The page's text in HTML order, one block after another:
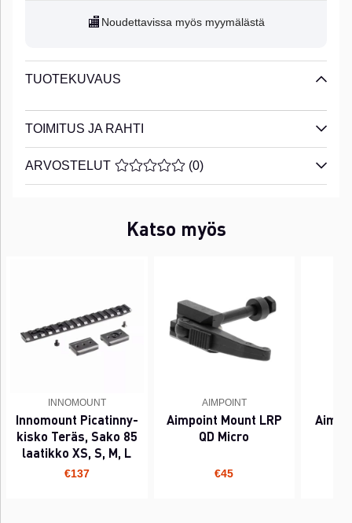
🏬 Noudettavissa myös myymälästä
TUOTEKUVAUS
TOIMITUS JA RAHTI
ARVOSTELUT KESKIARVOLUOKITUS 0 / 5
(0)
Katso myös
INNOMOUNT
Innomount Picatinny-
kisko Teräs, Sako 85
laatikko XS, S, M, L
€137
AIMPOINT
Aimpoint Mount LRP
QD Micro
€45